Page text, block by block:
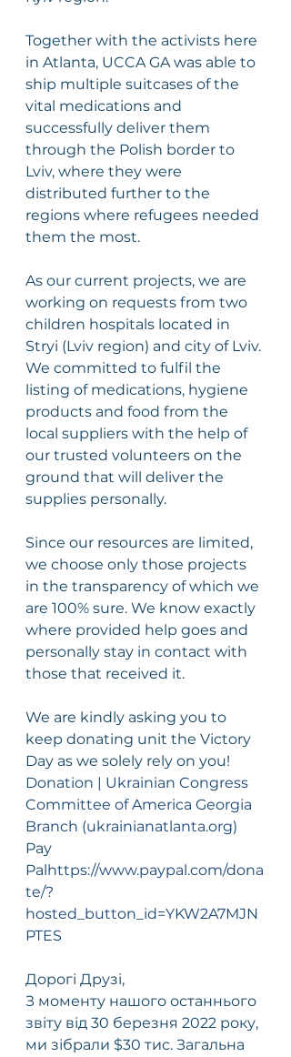
Together with the activists here
in Atlanta, UCCA GA was able to
ship multiple suitcases of the
vital medications and
successfully deliver them
through the Polish border to
Lviv, where they were
distributed further to the
regions where refugees needed
them the most.
As our current projects, we are
working on requests from two
children hospitals located in
Stryi (Lviv region) and city of Lviv.
We committed to fulfil the
listing of medications, hygiene
products and food from the
local suppliers with the help of
our trusted volunteers on the
ground that will deliver the
supplies personally.
Since our resources are limited,
we choose only those projects
in the transparency of which we
are 100% sure. We know exactly
where provided help goes and
personally stay in contact with
those that received it.
We are kindly asking you to
keep donating unit the Victory
Day as we solely rely on you!
Donation | Ukrainian Congress
Committee of America Georgia
Branch (ukrainianatlanta.org)
Pay
Palhttps://www.paypal.com/dona
te/?
hosted_button_id=YKW2A7MJN
PTES
Дорогі Друзі,
З моменту нашого останнього
звіту від 30 березня 2022 року,
ми зібрали $30 тис. Загальна